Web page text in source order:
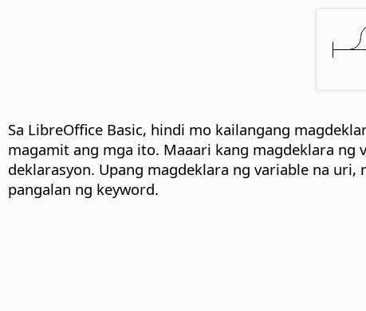
Sa LibreOffice Basic, hindi mo kailangang
magamit ang mga ito. Maaari kang magdeklara ng
deklarasyon. Upang magdeklara ng variable na
pangalan ng keyword.